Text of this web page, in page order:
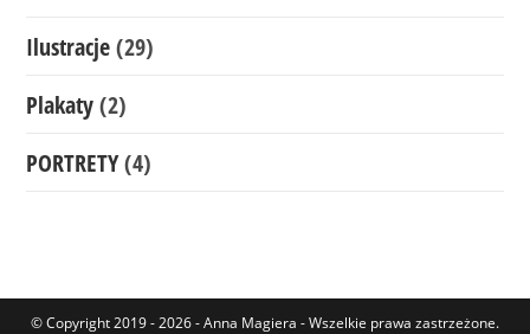
Ilustracje(29)
Plakaty(2)
PORTRETY(4)
© Copyright 2019 - 2026 - Anna Magiera - Wszelkie prawa zastrzeżone.